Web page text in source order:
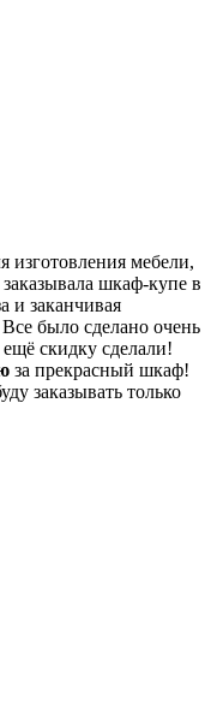
мебели,
шкаф-купе в
и заканчивая
было сделано очень
скидку сделали!
за прекрасный шкаф!
заказывать только